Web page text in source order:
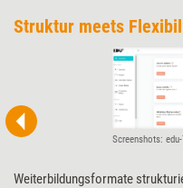
Struktur meets
Screenshots:
Weiterbildungsformate